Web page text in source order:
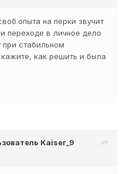
на перки звучит
переходе в личное дело
стабильном
как решить и была
Kaiser_9